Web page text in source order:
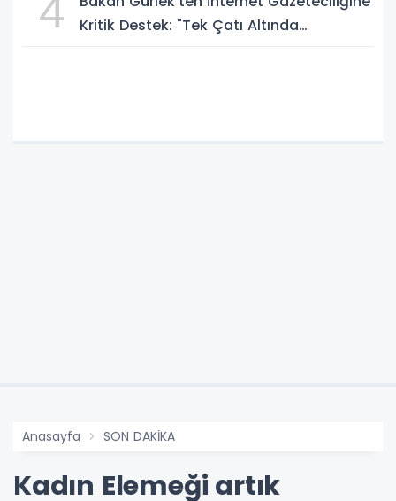
4
Kritik Destek: "Tek Çatı Altında
Anasayfa SON DAKİKA
Kadın Elemeği artık